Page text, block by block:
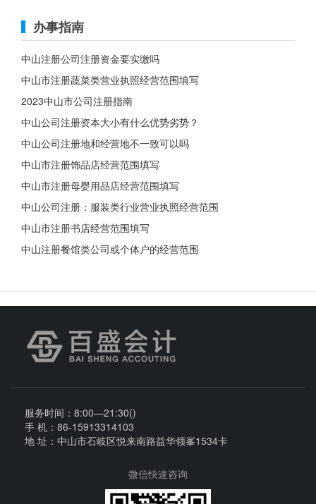
办事指南
中山注册公司注册资金要实缴吗
中山市注册蔬菜类营业执照经营范围填写
2023中山市公司注册指南
中山公司注册资本大小有什么优势劣势？
中山公司注册地和经营地不一致可以吗
中山市注册饰品店经营范围填写
中山市注册母婴用品店经营范围填写
中山公司注册：服装类行业营业执照经营范围
中山市注册书店经营范围填写
中山注册餐馆类公司或个体户的经营范围
服务时间：8:00—21:30()
手 机：86-15913314103
地 址：中山市石岐区悦来南路益华领峯1534卡
微信快速咨询